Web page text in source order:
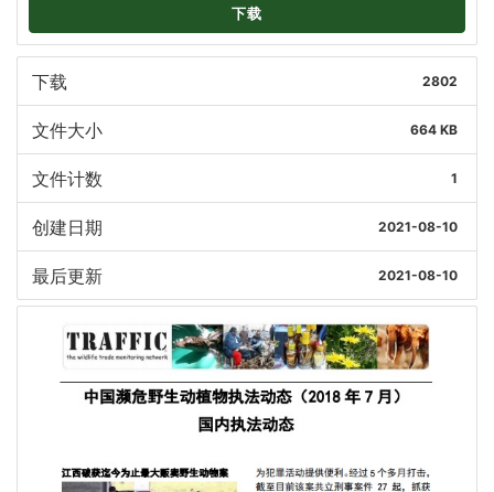
下载
下载 2802
文件大小 664 KB
文件计数 1
创建日期 2021-08-10
最后更新 2021-08-10